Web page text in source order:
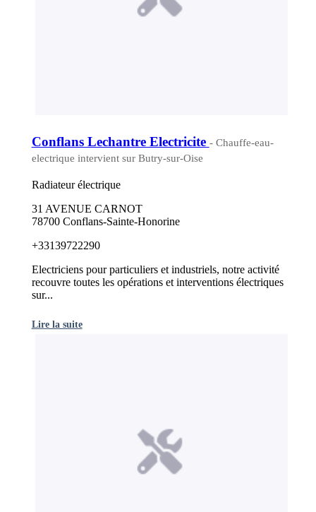
Conflans Lechantre Electricite - Chauffe-eau-
electrique intervient sur Butry-sur-Oise
Radiateur électrique
31 AVENUE CARNOT
78700 Conflans-Sainte-Honorine
+33139722290
Electriciens pour particuliers et industriels, notre activité
recouvre toutes les opérations et interventions électriques
sur...
Lire la suite